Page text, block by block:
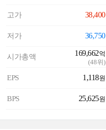
고가 38,400
저가 36,750
시가총액 169,662억
(48위)
EPS 1,118원
BPS 25,625원